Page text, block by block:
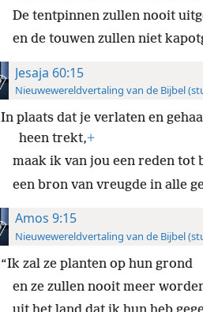
De tentpinnen zullen nooit
en de touwen zullen niet
Jesaja 60:15
Nieuwewereldvertaling van de Bijbel
In plaats dat je verlaten en
heen trekt,+
maak ik van jou een reden tot
een bron van vreugde in alle
Amos 9:15
Nieuwewereldvertaling van de Bijbel
“Ik zal ze planten op hun grond
en ze zullen nooit meer